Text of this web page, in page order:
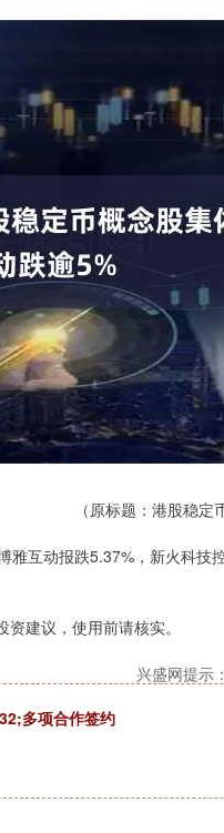
（原标题：港股稳定
互动报跌5.37%，新火科技
建议，使用前请核实。
兴盛网提示
多项合作签约